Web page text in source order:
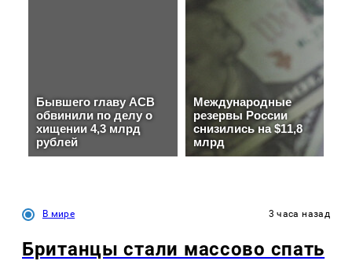
В мире 3 часа назад
Британцы стали массово спать